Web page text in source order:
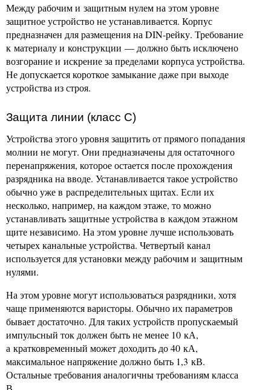
Между рабочим и защитным нулем на этом уровне
защитное устройство не устанавливается. Корпус
предназначен для размещения на DIN-рейку. Требование
к материалу и конструкции — должно быть исключено
возгорание и искрение за пределами корпуса устройства.
Не допускается короткое замыкание даже при выходе
устройства из строя.
Защита линии (класс С)
Устройства этого уровня защитить от прямого попадания
молнии не могут. Они предназначены для остаточного
перенапряжения, которое остается после прохождения
разрядника на вводе. Устанавливается такое устройство
обычно уже в распределительных щитах. Если их
несколько, например, на каждом этаже, то можно
устанавливать защитные устройства в каждом этажном
щите независимо. На этом уровне лучше использовать
четырех канальные устройства. Четвертый канал
используется для установки между рабочим и защитным
нулями.
На этом уровне могут использоваться разрядники, хотя
чаще применяются варисторы. Обычно их параметров
бывает достаточно. Для таких устройств пропускаемый
импульсный ток должен быть не менее 10 кА,
а кратковременный может доходить до 40 кА,
максимальное напряжение должно быть 1,3 кВ.
Остальные требования аналогичны требованиям класса